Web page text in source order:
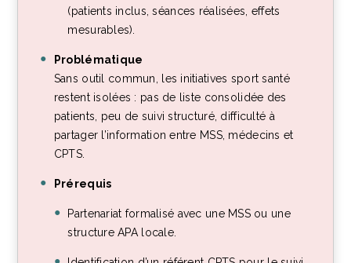
(patients inclus, séances réalisées, effets
mesurables).
Problématique
Sans outil commun, les initiatives sport santé
restent isolées : pas de liste consolidée des
patients, peu de suivi structuré, difficulté à
partager l’information entre MSS, médecins et
CPTS.
Prérequis
Partenariat formalisé avec une MSS ou une
structure APA locale.